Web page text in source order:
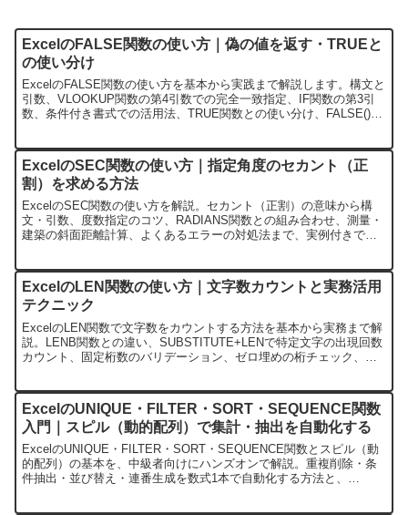
ExcelのFALSE関数の使い方｜偽の値を返す・TRUEと
の使い分け
ExcelのFALSE関数の使い方を基本から実践まで解説します。構文と
引数、VLOOKUP関数の第4引数での完全一致指定、IF関数の第3引
数、条件付き書式での活用法、TRUE関数との使い分け、FALSE()と
ExcelのSEC関数の使い方｜指定角度のセカント（正
割）を求める方法
ExcelのSEC関数の使い方を解説。セカント（正割）の意味から構
文・引数、度数指定のコツ、RADIANS関数との組み合わせ、測量・
建築の斜面距離計算、よくあるエラーの対処法まで、実例付きでわ
ExcelのLEN関数の使い方｜文字数カウントと実務活用
テクニック
ExcelのLEN関数で文字数をカウントする方法を基本から実務まで解
説。LENB関数との違い、SUBSTITUTE+LENで特定文字の出現回数
カウント、固定桁数のバリデーション、ゼロ埋めの桁チェック、
ExcelのUNIQUE・FILTER・SORT・SEQUENCE関数
入門｜スピル（動的配列）で集計・抽出を自動化する
ExcelのUNIQUE・FILTER・SORT・SEQUENCE関数とスピル（動
的配列）の基本を、中級者向けにハンズオンで解説。重複削除・条
件抽出・並び替え・連番生成を数式1本で自動化する方法と、